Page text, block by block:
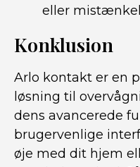
eller
Konklusion
Arlo kontakt er en
løsning til
dens avancerede
brugervenlige
øje med dit hjem